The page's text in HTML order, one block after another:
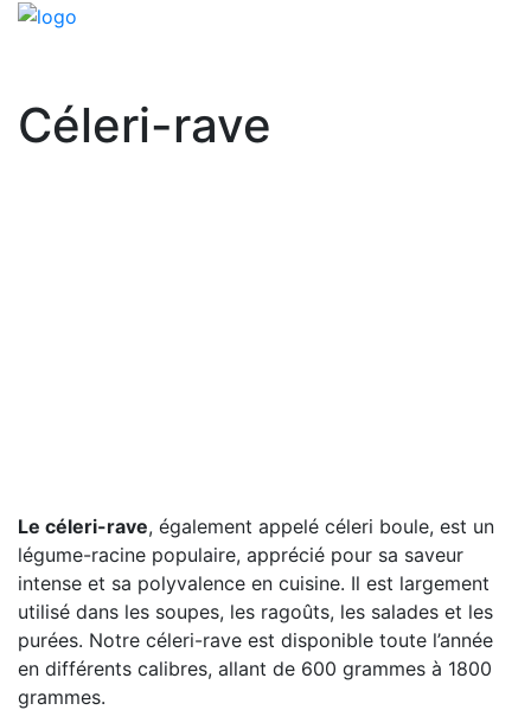
Céleri-rave
Le céleri-rave, également appelé céleri boule, est un
légume-racine populaire, apprécié pour sa saveur
intense et sa polyvalence en cuisine. Il est largement
utilisé dans les soupes, les ragoûts, les salades et les
purées. Notre céleri-rave est disponible toute l’année
en différents calibres, allant de 600 grammes à 1800
grammes.